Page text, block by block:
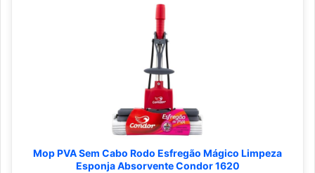
Mop PVA Sem Cabo Rodo Esfregão Mágico Limpeza
Esponja Absorvente Condor 1620